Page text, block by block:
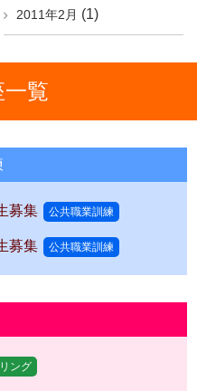
2011年2月 (1)
覧
募集 公共職業訓練
募集 公共職業訓練
ング